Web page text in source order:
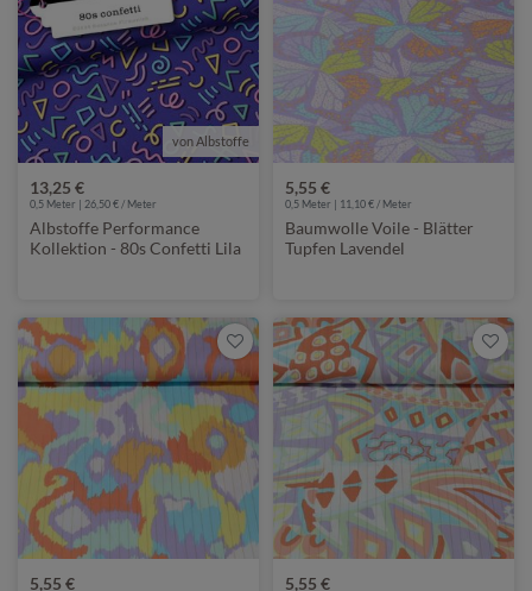
von Albstoffe
13,25 €
0,5 Meter | 26,50 € / Meter
Albstoffe Performance
Kollektion - 80s Confetti Lila
5,55 €
0,5 Meter | 11,10 € / Meter
Baumwolle Voile - Blätter
Tupfen Lavendel
5,55 € 5,55 €